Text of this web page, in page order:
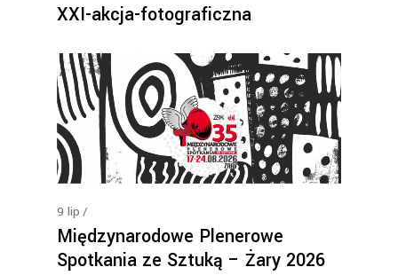
XXI-akcja-fotograficzna
9 lip
Międzynarodowe Plenerowe
Spotkania ze Sztuką – Żary 2026